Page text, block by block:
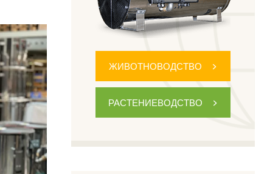
ЖИВОТНОВОДСТВО
РАСТЕНИЕВОДСТВО